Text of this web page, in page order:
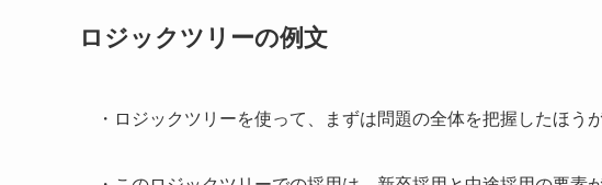
ロジックツリーの例文
・ロジックツリーを使って、まずは問題の全体を把握したほう